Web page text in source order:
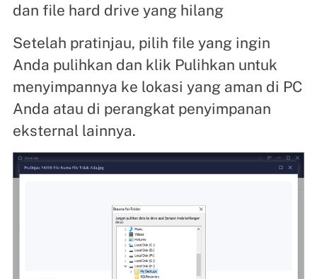
dan file hard drive yang hilang
Setelah pratinjau, pilih file yang ingin
Anda pulihkan dan klik Pulihkan untuk
menyimpannya ke lokasi yang aman di PC
Anda atau di perangkat penyimpanan
eksternal lainnya.